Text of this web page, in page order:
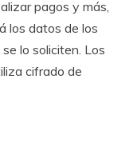
pagos y más,
los datos de los
lo soliciten. Los
cifrado de